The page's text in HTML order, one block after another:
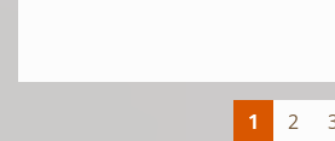
1 2